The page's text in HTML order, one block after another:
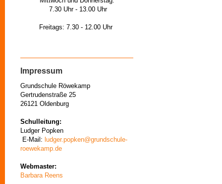
7.30 Uhr - 13.00 Uhr
Freitags: 7.30 - 12.00 Uhr
Impressum
Grundschule Röwekamp
Gertrudenstraße 25
26121 Oldenburg
Schulleitung:
Ludger Popken
E-Mail: ludger.popken@grundschule-
roewekamp.de
Webmaster:
Barbara Reens